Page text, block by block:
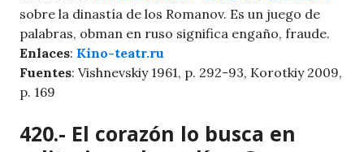
sobre la dinastía de los Romanov. Es un juego de
palabras, obman en ruso significa engaño, fraude.
Enlaces: Kino-teatr.ru
Fuentes: Vishnevskiy 1961, p. 292-93, Korotkiy 2009,
p. 169
420.- El corazón lo busca en